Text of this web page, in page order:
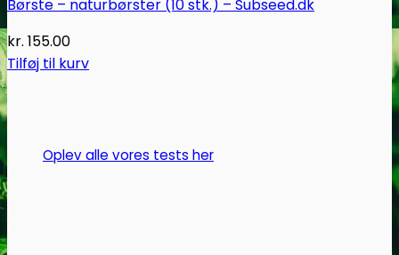
Oplev alle vores tests her
Børste – naturbørster (10 stk.) – Subseed.dk
kr. 155.00
Tilføj til kurv